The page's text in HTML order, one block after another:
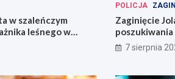
w szaleńczym
leśnego w
POLICJA
Zaginięcie
Wrocławiu
7 sierpnia